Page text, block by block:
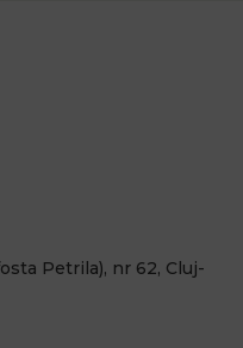
Petrila), nr 62, Cluj-